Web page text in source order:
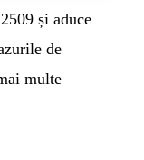
și aduce
de
multe